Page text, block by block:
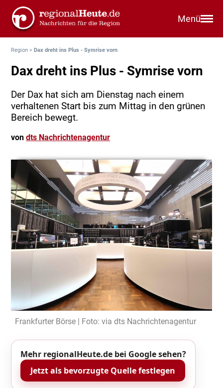
Menü
Region >Dax dreht ins Plus - Symrise vorn
Dax dreht ins Plus - Symrise vorn
Der Dax hat sich am Dienstag nach einem
verhaltenen Start bis zum Mittag in den grünen
Bereich bewegt.
vondts Nachrichtenagentur
Frankfurter Börse | Foto: via dts Nachrichtenagentur
Mehr regionalHeute.de bei Google sehen?
Jetzt als bevorzugte Quelle festlegen